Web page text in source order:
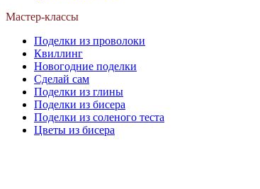
Мастер-классы
Поделки из проволоки
Квиллинг
Новогодние поделки
Сделай сам
Поделки из глины
Поделки из бисера
Поделки из соленого теста
Цветы из бисера